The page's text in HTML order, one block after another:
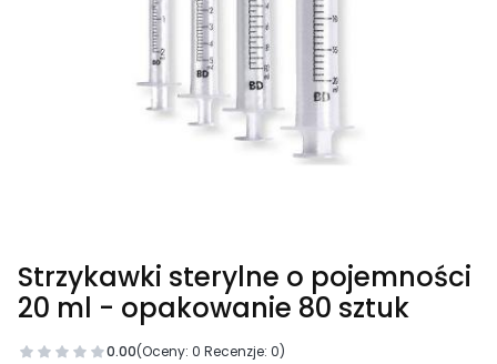
Strzykawki sterylne o pojemności
20 ml - opakowanie 80 sztuk
0.00(Oceny: 0 Recenzje: 0)